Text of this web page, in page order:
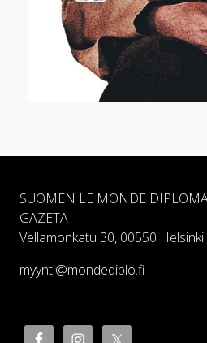
SUOMEN LE MONDE
GAZETA
Vellamonkatu 30, 00550 Helsinki
myynti@mondediplo.fi